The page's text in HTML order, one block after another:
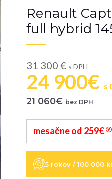
Renault
full hybrid
31 300 €s DPH
24 900€ s
21 060€ bez DPH
mesačne od 259€
5 rokov / 100 000